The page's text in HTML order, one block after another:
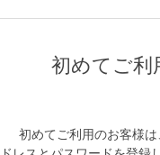
初めてご利
初めてご利用のお客様